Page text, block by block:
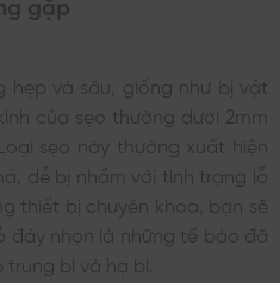
hẹp và sâu, giống như bị vật
của sẹo thường dưới 2mm
sẹo này thường xuất hiện
dễ bị nhầm với tình trạng lỗ
thiết bị chuyên khoa, bạn sẽ
đáy nhọn là những tế bào đã
bì và hạ bì.